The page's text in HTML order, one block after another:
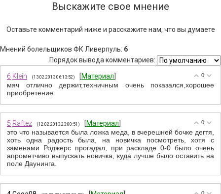
Выскажите свое мнение
Оставьте комментарий ниже и расскажите нам, что вы думаете
Мнений болельщиков ФК Ливерпуль: 6
Порядок вывода комментариев:
0
6 Klein (13.02.2013 06:13:52) [Материал
мяч отлично держит,техничным очень показался,хорошее
приобретение
0
5 Raftez (12.02.2013 23:00:51) [Материал
это что называется была ложка меда, в вчерешней бочке дегтя,
хоть одна радость была, на новичка посмотреть, хотя с
заменами Роджерс прогадал, при раскладе 0-0 было очень
апрометчиво выпускать новичка, куда лучше было оставить на
поле Даунинга.